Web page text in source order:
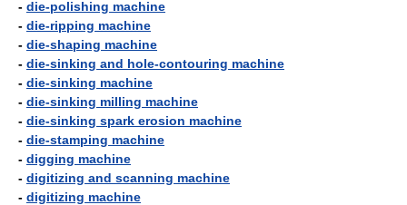
- die-polishing machine
- die-ripping machine
- die-shaping machine
- die-sinking and hole-contouring machine
- die-sinking machine
- die-sinking milling machine
- die-sinking spark erosion machine
- die-stamping machine
- digging machine
- digitizing and scanning machine
- digitizing machine